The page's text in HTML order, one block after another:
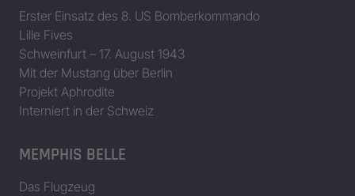
Erster Einsatz des 8. US Bomberkommando
Lille Fives
Schweinfurt – 17. August 1943
Mit der Mustang über Berlin
Projekt Aphrodite
Interniert in der Schweiz
MEMPHIS BELLE
Das Flugzeug